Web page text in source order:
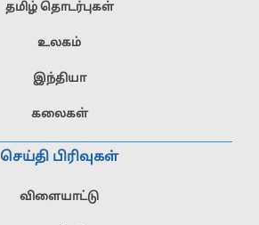
தமிழ் தொடர்புகள்
உலகம்
இந்தியா
கலைகள்
செய்தி பிரிவுகள்
விளையாட்டு